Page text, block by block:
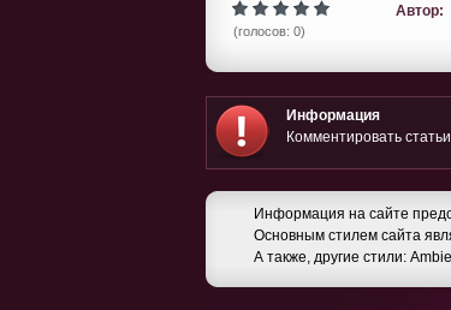
(голосов: 0)
Автор:
Информация
Комментировать
Информация на сайте
Основным стилем сайта
А также, другие стили: